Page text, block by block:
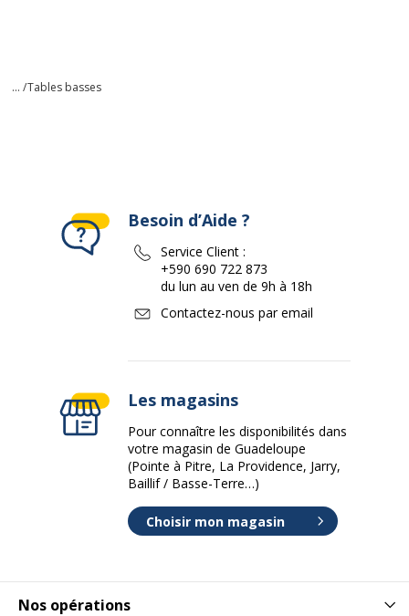
... /Tables basses
Nos opérations
Besoin d’Aide ?
Service Client :
+590 690 722 873
du lun au ven de 9h à 18h
Contactez-nous par email
Les magasins
Pour connaître les disponibilités dans
votre magasin de Guadeloupe
(Pointe à Pitre, La Providence, Jarry,
Baillif / Basse-Terre…)
Choisir mon magasin